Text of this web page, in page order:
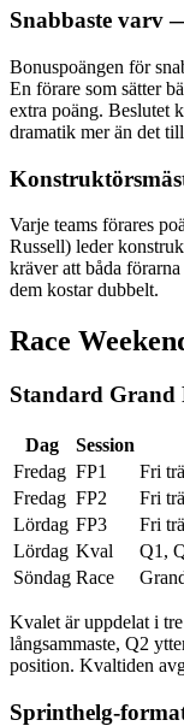
Snabbaste varv
Bonuspoängen för
En förare som sätter
extra poäng. Beslutet
dramatik mer än det
Varje teams förares
Russell) leder
kräver att båda
dem kostar dubbelt.
Race
Standard Grand
Dag Session
Fredag FP1
Fri
Fredag FP2
Fri
Lördag FP3
Fri
Lördag Kval
Q1,
Söndag Race
Kvalet är uppdelat i
långsammaste, Q2
position. Kvaltiden
Sprinthelg-